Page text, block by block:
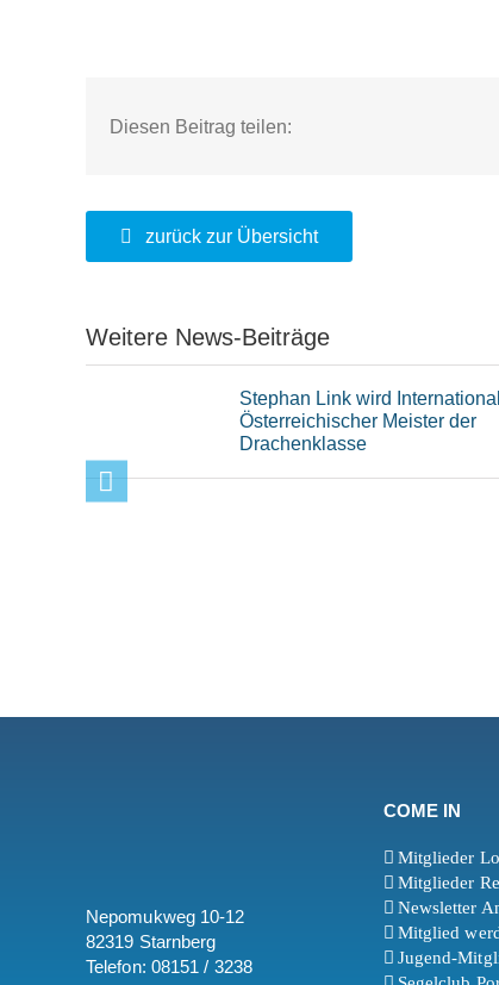
Diesen Beitrag teilen:
zurück zur Übersicht
Weitere News-Beiträge
Stephan Link wird
Österreichischer Meister der
Drachenklasse
Nepomukweg 10-12
82319 Starnberg
Telefon: 08151 / 3238
COME IN
Mitglieder
Mitglieder
Newsletter
Mitglied
Jugend-